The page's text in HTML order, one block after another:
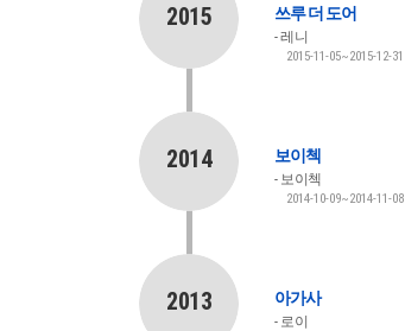
2015 쓰루 더 도어
레니
2015-11-05~2015-12-31
2014 보이첵
보이첵
2014-10-09~2014-11-08
2013 아가사
로이